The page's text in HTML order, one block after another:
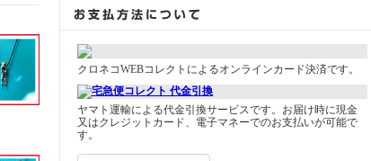
クロネコWEBコレクトによるオンラインカード決済です。
ヤマト運輸による代金引換サービスです。お届け時に現金
又はクレジットカード、電子マネーでのお支払いが可能で
す。